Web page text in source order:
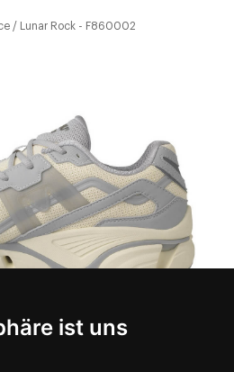
ist uns
/ Lunar Rock - F860002